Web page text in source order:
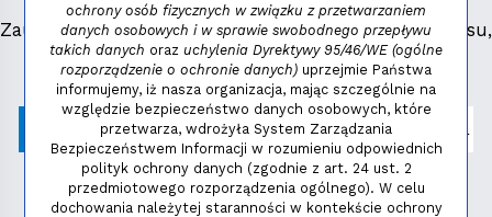
Zauważyłeś błąd, masz propozycje dotyczące serwisu,
napisz:niezbednik@niedziela.pl
ochrony osób fizycznych w związku z przetwarzaniem
danych osobowych i w sprawie swobodnego przepływu
takich danych oraz uchylenia Dyrektywy 95/46/WE (ogólne
rozporządzenie o ochronie danych) uprzejmie Państwa
informujemy, iż nasza organizacja, mając szczególnie na
względzie bezpieczeństwo danych osobowych, które
przetwarza, wdrożyła System Zarządzania
Bezpieczeństwem Informacji w rozumieniu odpowiednich
polityk ochrony danych (zgodnie z art. 24 ust. 2
przedmiotowego rozporządzenia ogólnego). W celu
dochowania należytej staranności w kontekście ochrony